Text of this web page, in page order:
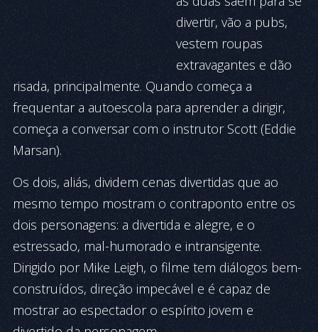
divertir, vão a pubs,
vestem roupas
extravagantes e dão
risada, principalmente. Quando começa a
frequentar a autoescola para aprender a dirigir,
começa a conversar com o instrutor Scott (Eddie
Marsan).
Os dois, aliás, dividem cenas divertidas que ao
mesmo tempo mostram o contraponto entre os
dois personagens: a divertida e alegre, e o
estressado, mal-humorado e intransigente.
Dirigido por Mike Leigh, o filme tem diálogos bem-
construídos, direção impecável e é capaz de
mostrar ao espectador o espírito jovem e